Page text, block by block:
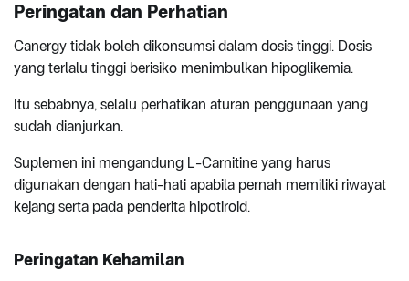
Peringatan dan Perhatian
Canergy tidak boleh dikonsumsi dalam dosis tinggi. Dosis
yang terlalu tinggi berisiko menimbulkan hipoglikemia.
Itu sebabnya, selalu perhatikan aturan penggunaan yang
sudah dianjurkan.
Suplemen ini mengandung L-Carnitine yang harus
digunakan dengan hati-hati apabila pernah memiliki riwayat
kejang serta pada penderita hipotiroid.
Peringatan Kehamilan